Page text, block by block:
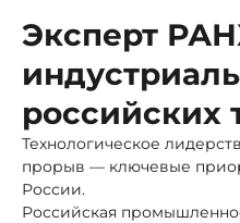
Эксперт
российских
Технологическое
прорыв — ключевые
России.
Российская